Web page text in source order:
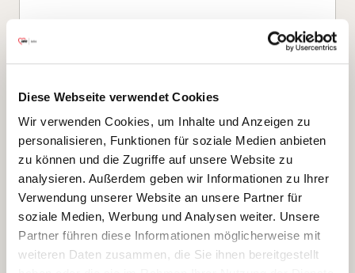
Diese Webseite verwendet Cookies
Wir verwenden Cookies, um Inhalte und Anzeigen zu
personalisieren, Funktionen für soziale Medien anbieten
zu können und die Zugriffe auf unsere Website zu
analysieren. Außerdem geben wir Informationen zu Ihrer
Verwendung unserer Website an unsere Partner für
soziale Medien, Werbung und Analysen weiter. Unsere
Partner führen diese Informationen möglicherweise mit
weiteren Daten zusammen, die Sie ihnen bereitgestellt
Ich bin damit einverstanden, dass meine personenbezogenen Daten
ausschließlich zum Zweck der Durchführung der Kontaktanfrage
verarbeitet, auf IT- Systemen der Garitz Bewirtschaftungsbetriebe
GmbH, Heinrich-von-Kleist-Straße 2, 97688 Bad Kissingen
(Betreiber) gespeichert und an die für das Stellenangebot
verantwortliche Stelle zur Kontaktaufnahme weitergegeben
werden.
Diese Einwilligungserklärung kann ich jederzeit gegenüber dem